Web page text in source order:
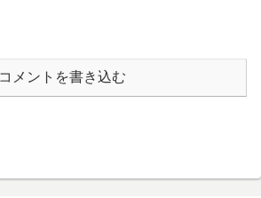
コメントを書き込む